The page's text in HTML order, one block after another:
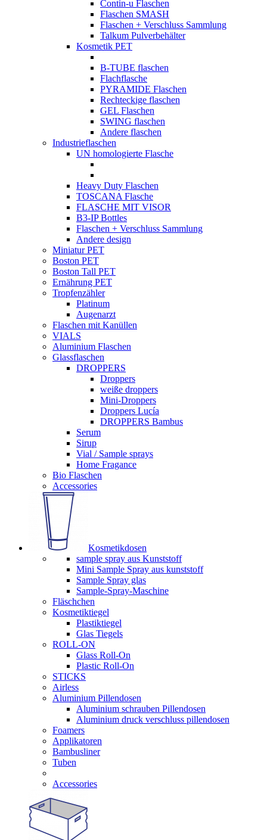
Contin-u Flaschen
Flaschen SMASH
Flaschen + Verschluss Sammlung
Talkum Pulverbehälter
Kosmetik PET
B-TUBE flaschen
Flachflasche
PYRAMIDE Flaschen
Rechteckige flaschen
GEL Flaschen
SWING flaschen
Andere flaschen
Industrieflaschen
UN homologierte Flasche
Heavy Duty Flaschen
TOSCANA Flasche
FLASCHE MIT VISOR
B3-IP Bottles
Flaschen + Verschluss Sammlung
Andere design
Miniatur PET
Boston PET
Boston Tall PET
Ernährung PET
Tropfenzähler
Platinum
Augenarzt
Flaschen mit Kanüllen
VIALS
Aluminium Flaschen
Glassflaschen
DROPPERS
Droppers
weiße droppers
Mini-Droppers
Droppers Lucía
DROPPERS Bambus
Serum
Sirup
Vial / Sample sprays
Home Fragance
Bio Flaschen
Accessories
Kosmetikdosen
sample spray aus Kunststoff
Mini Sample Spray aus kunststoff
Sample Spray glas
Sample-Spray-Maschine
Fläschchen
Kosmetiktiegel
Plastiktiegel
Glas Tiegels
ROLL-ON
Glass Roll-On
Plastic Roll-On
STICKS
Airless
Aluminium Pillendosen
Aluminium schrauben Pillendosen
Aluminium druck verschluss pillendosen
Foamers
Applikatoren
Bambusliner
Tuben
Accessories